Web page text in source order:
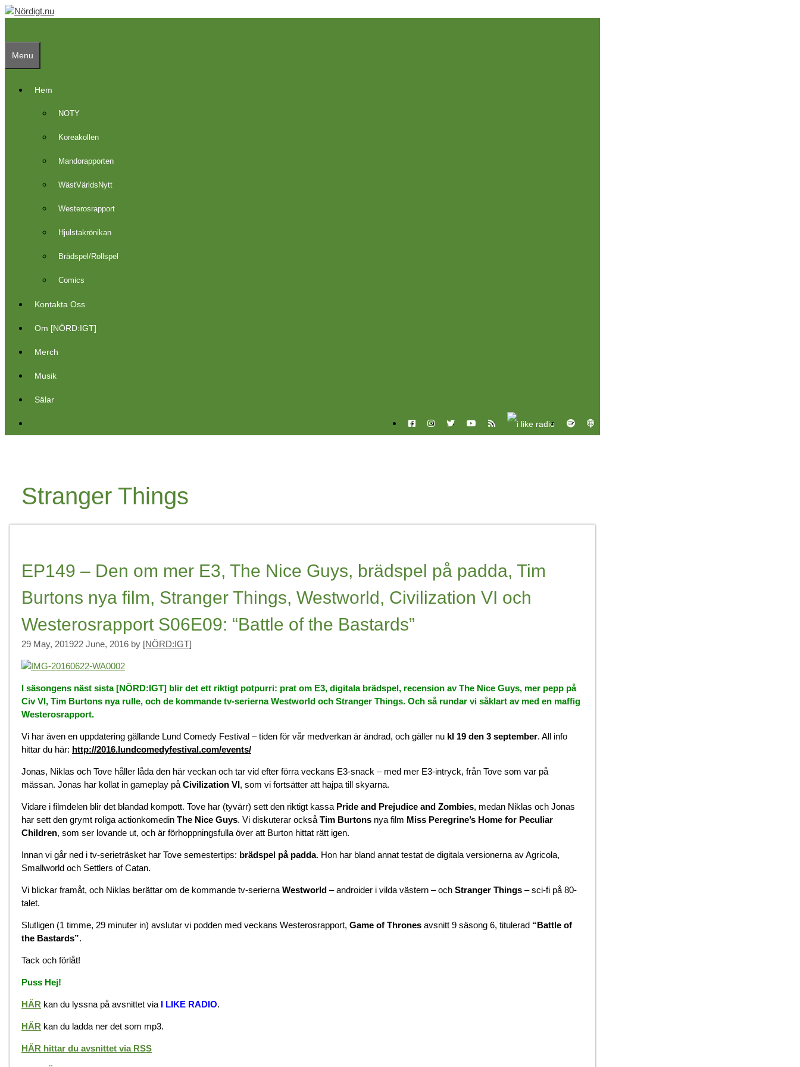
Skip
Menu
Hem
NOTY
Koreakollen
Mandorapporten
WästVärldsNytt
Westerosrapport
Hjulstakrönikan
Brädspel/Rollspel
Comics
Kontakta Oss
Om [NÖRD:IGT]
Merch
Musik
Sälar
Stranger Things
EP149 – Den om mer E3, The Nice Guys, brädspel på padda, Tim
Burtons nya film, Stranger Things, Westworld, Civilization VI och
Westerosrapport S06E09: “Battle of the Bastards”
29 May, 201922 June, 2016 by [NÖRD:IGT]
I säsongens näst sista [NÖRD:IGT] blir det ett riktigt potpurri: prat om E3, digitala brädspel, recension av The Nice Guys, mer pepp på
Civ VI, Tim Burtons nya rulle, och de kommande tv-serierna Westworld och Stranger Things. Och så rundar vi såklart av med en maffig
Westerosrapport.
Vi har även en uppdatering gällande Lund Comedy Festival – tiden för vår medverkan är ändrad, och gäller nu kl 19 den 3 september. All info
hittar du här: http://2016.lundcomedyfestival.com/events/
Jonas, Niklas och Tove håller låda den här veckan och tar vid efter förra veckans E3-snack – med mer E3-intryck, från Tove som var på
mässan. Jonas har kollat in gameplay på Civilization VI, som vi fortsätter att hajpa till skyarna.
Vidare i filmdelen blir det blandad kompott. Tove har (tyvärr) sett den riktigt kassa Pride and Prejudice and Zombies, medan Niklas och Jonas
har sett den grymt roliga actionkomedin The Nice Guys. Vi diskuterar också Tim Burtons nya film Miss Peregrine’s Home for Peculiar
Children, som ser lovande ut, och är förhoppningsfulla över att Burton hittat rätt igen.
Innan vi går ned i tv-serieträsket har Tove semestertips: brädspel på padda. Hon har bland annat testat de digitala versionerna av Agricola,
Smallworld och Settlers of Catan.
Vi blickar framåt, och Niklas berättar om de kommande tv-serierna Westworld – androider i vilda västern – och Stranger Things – sci-fi på 80-
talet.
Slutligen (1 timme, 29 minuter in) avslutar vi podden med veckans Westerosrapport, Game of Thrones avsnitt 9 säsong 6, titulerad “Battle of
the Bastards”.
Tack och förlåt!
Puss Hej!
HÄR kan du lyssna på avsnittet via I LIKE RADIO.
HÄR kan du ladda ner det som mp3.
HÄR hittar du avsnittet via RSS